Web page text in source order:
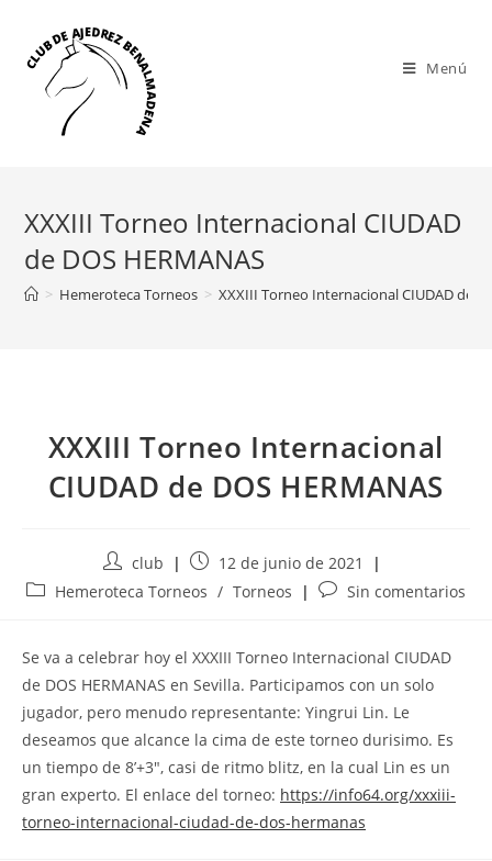
contenido
Menú
XXXIII Torneo Internacional CIUDAD
de DOS HERMANAS
> Hemeroteca Torneos > XXXIII Torneo Internacional CIUDAD de
XXXIII Torneo Internacional
CIUDAD de DOS HERMANAS
Autor
de
club
Publicación
de
12 de junio de 2021
Categoría
entrada:
Hemeroteca Torneos / Torneos
Comentarios
entrada:
Sin comentarios
Se va a celebrar hoy el XXXIII Torneo Internacional CIUDAD
de DOS HERMANAS en Sevilla. Participamos con un solo
jugador, pero menudo representante: Yingrui Lin. Le
deseamos que alcance la cima de este torneo durisimo. Es
un tiempo de 8’+3″, casi de ritmo blitz, en la cual Lin es un
gran experto. El enlace del torneo: https://info64.org/xxxiii-
torneo-internacional-ciudad-de-dos-hermanas